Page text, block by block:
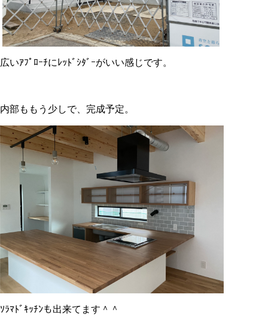
広いｱﾌﾟﾛｰﾁにﾚｯﾄﾞｼﾀﾞｰがいい感じです。
内部ももう少しで、完成予定。
ｿﾗﾏﾄﾞｷｯﾁﾝも出来てます＾＾